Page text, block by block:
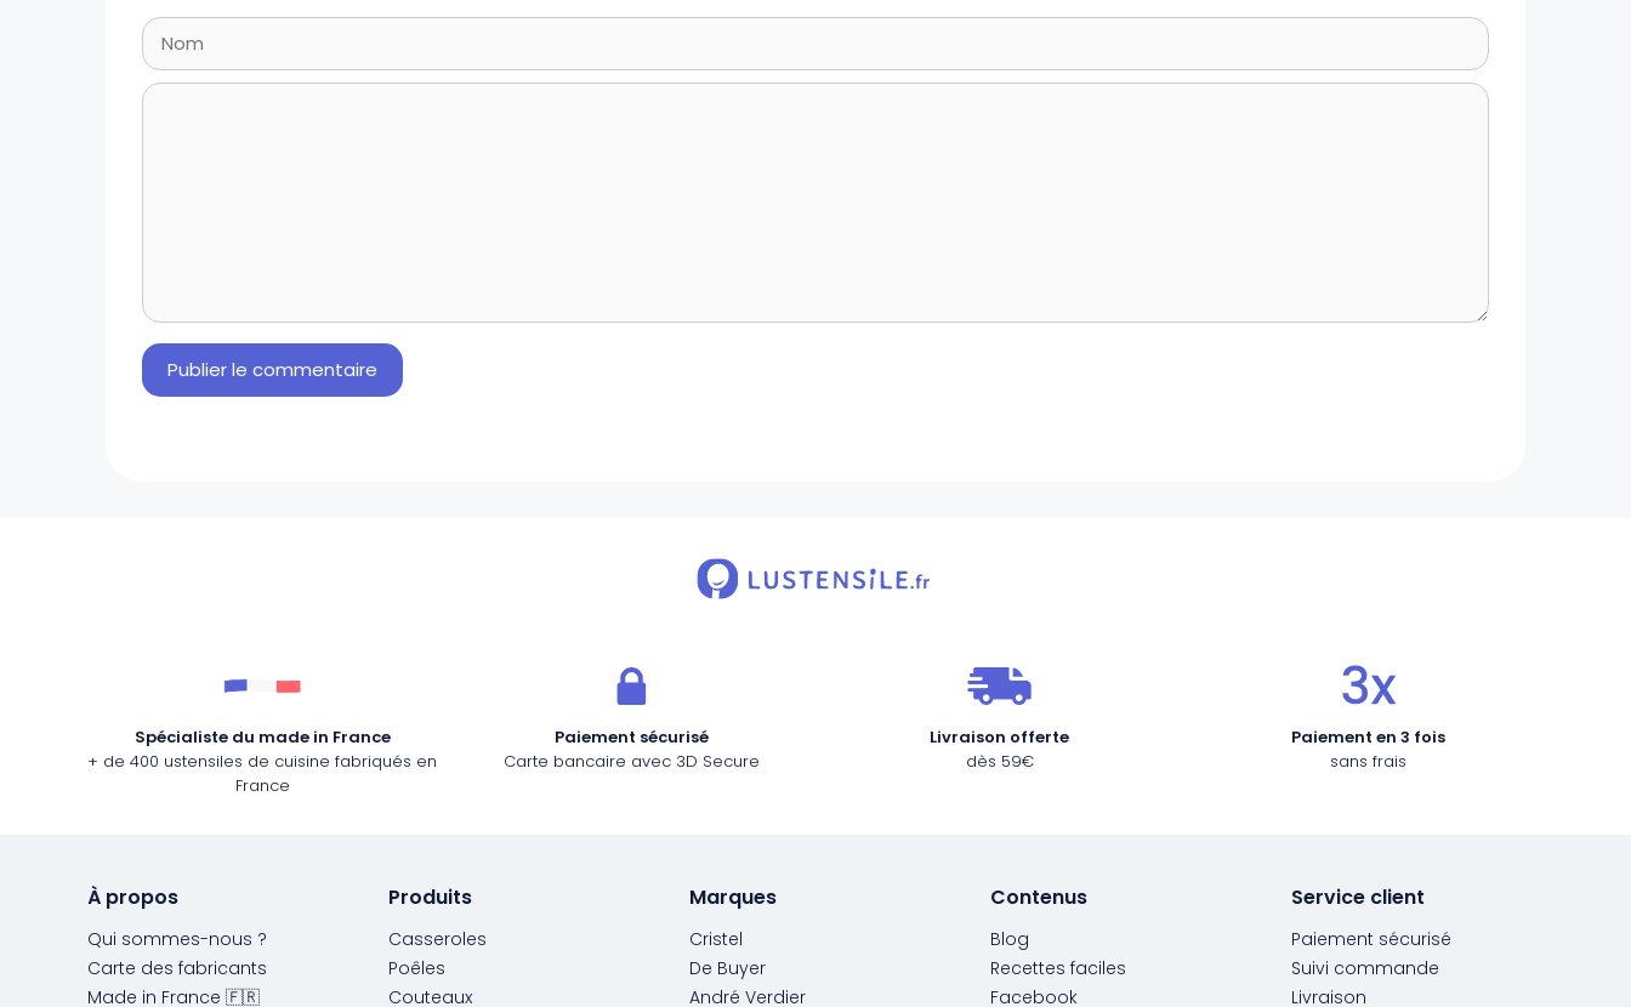
Spécialiste du made in France
+ de 400 ustensiles de cuisine fabriqués en
France
Paiement sécurisé
Carte bancaire avec 3D Secure
Livraison offerte
dès 59€
Paiement en 3 fois
sans frais
À propos
Qui sommes-nous ?
Carte des fabricants
Made in France 🇫🇷
Produits
Casseroles
Poêles
Couteaux
Marques
Cristel
De Buyer
André Verdier
Contenus
Blog
Recettes faciles
Facebook
Service client
Paiement sécurisé
Suivi commande
Livraison